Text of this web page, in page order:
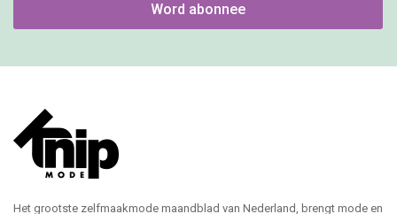
Word abonnee
Het grootste zelfmaakmode maandblad van Nederland, brengt mode en